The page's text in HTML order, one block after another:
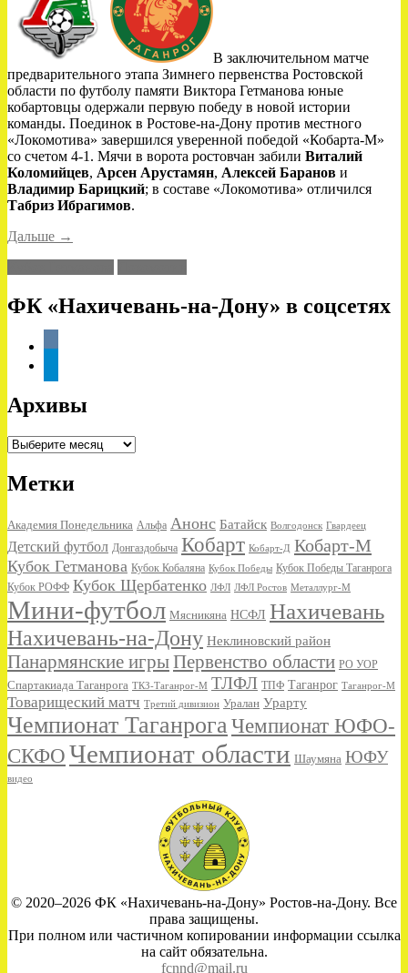
В заключительном матче
предварительного этапа Зимнего первенства Ростовской
области по футболу памяти Виктора Гетманова юные
кобартовцы одержали первую победу в новой истории
команды. Поединок в Ростове-на-Дону против местного
«Локомотива» завершился уверенной победой «Кобарта-М»
со счетом 4-1. Мячи в ворота ростовчан забили Виталий
Коломийцев, Арсен Арустамян, Алексей Баранов и
Владимир Барицкий; в составе «Локомотива» отличился
Табриз Ибрагимов.
Дальше «Первая
→
ФК «Нахичевань-на-Дону» в соцсетях
Архивы
Архивы
Метки
Академия Понедельника Альфа Анонс Батайск Волгодонск Гвардеец
Детский футбол Донгаздобыча Кобарт Кобарт-Д Кобарт-М
Кубок Гетманова Кубок Кобаляна Кубок Победы Кубок Победы Таганрога
Кубок РОФФ Кубок Щербатенко ЛФЛ ЛФЛ Ростов Металлург-М
Мини-футбол Мясникяна НСФЛ Нахичевань
Нахичевань-на-Дону Неклиновский район
Панармянские игрыПервенство области РО УОР
Спартакиада Таганрога ТКЗ-Таганрог-М ТЛФЛ ТПФ Таганрог Таганрог-М
Товарищеский матч Третий дивизион Уралан Урарту
Чемпионат Таганрога Чемпионат ЮФО-
СКФОЧемпионат области Шаумяна ЮФУ
видео
© 2020–2026 ФК «Нахичевань-на-Дону» Ростов-на-Дону. Все
права защищены.
При полном или частичном копировании информации ссылка
на сайт обязательна.
fcnnd@mail.ru